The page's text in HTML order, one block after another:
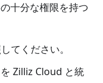
十分な権限を持つ
てください。
Zilliz Cloud と統